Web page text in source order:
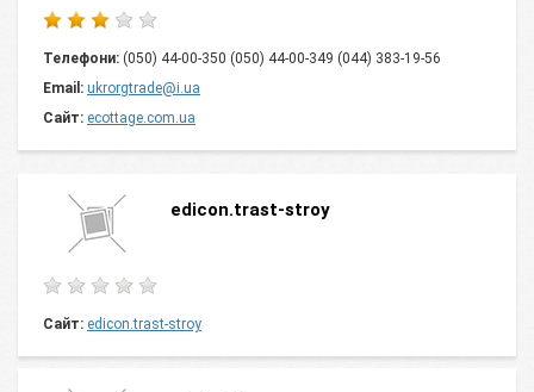
Телефони: (050) 44-00-350 (050) 44-00-349 (044) 383-19-56
Email: ukrorgtrade@i.ua
Сайт: ecottage.com.ua
edicon.trast-stroy
Сайт: edicon.trast-stroy